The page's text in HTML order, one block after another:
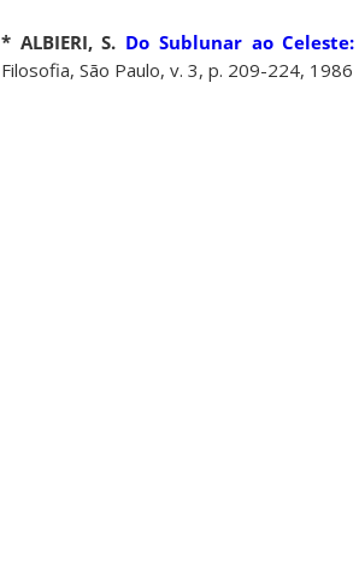
* ALBIERI, S. Do Sublunar ao
Filosofia, São Paulo, v. 3, p. 209-224, 1986